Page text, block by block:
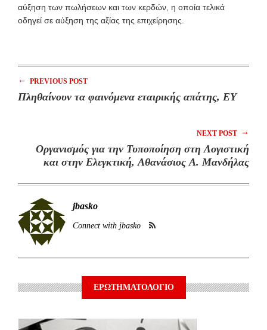
αύξηση των πωλήσεων και των κερδών, η οποία τελικά
οδηγεί σε αύξηση της αξίας της επιχείρησης.
← PREVIOUS POST
Πληθαίνουν τα φαινόμενα εταιρικής απάτης, EY
NEXT POST →
Οργανισμός για την Τυποποίηση στη Λογιστική
και στην Ελεγκτική, Αθανάσιος Α. Μανδήλας
jbasko
Connect with jbasko
ΕΡΩΤΗΜΑΤΟΛΟΓΙΟ